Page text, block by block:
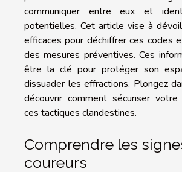
communiquer entre eux et
potentielles. Cet article vise à
efficaces pour déchiffrer ces codes
des mesures préventives. Ces
être la clé pour protéger son
dissuader les effractions. Plongez
découvrir comment sécuriser
ces tactiques clandestines.
Comprendre les
coureurs